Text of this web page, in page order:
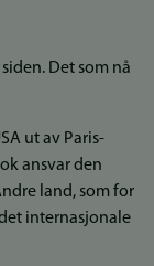
Det som nå
ut av Paris-
ansvar den
land, som for
internasjonale